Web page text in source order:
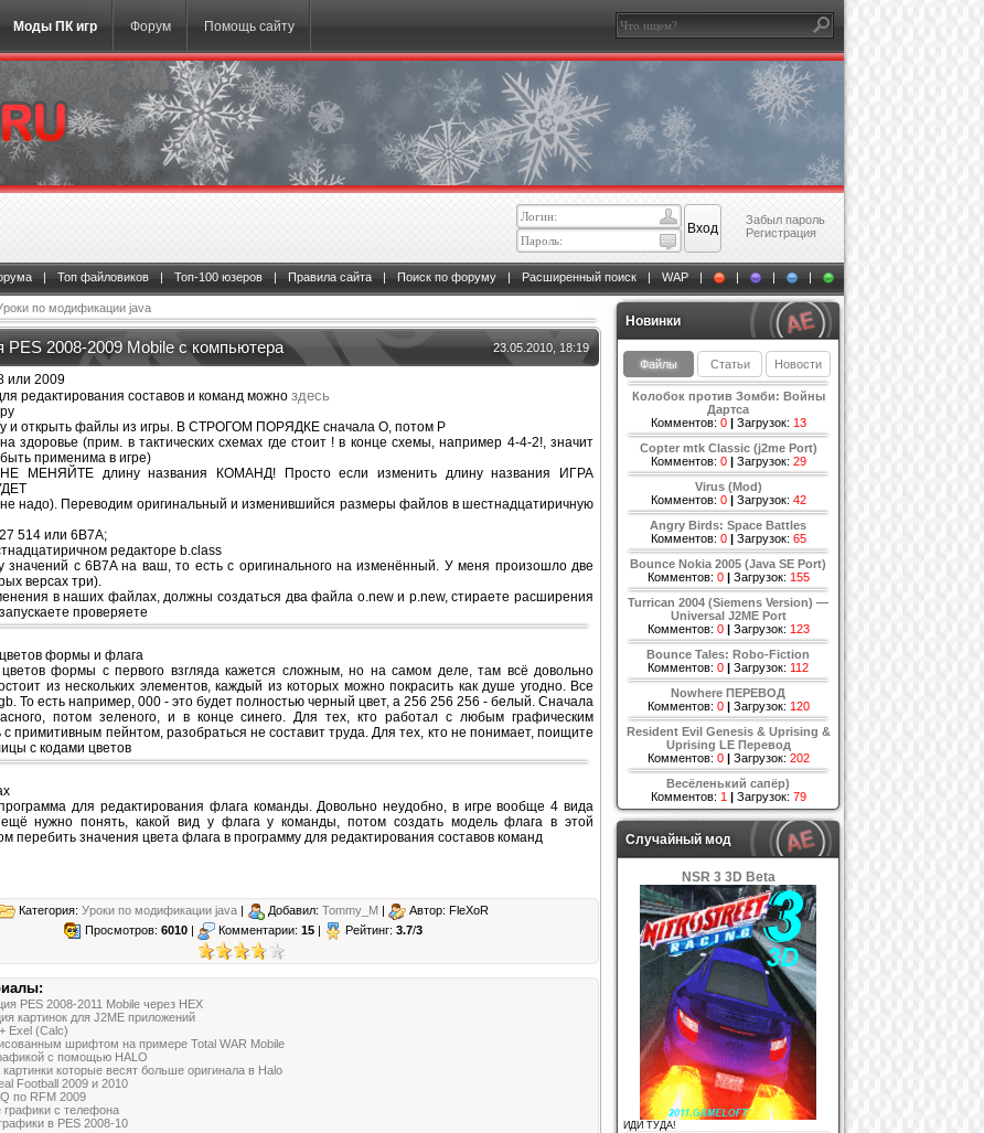
Моды ПК игр Форум Помощь сайту
Забыл пароль
Регистрация
| Топ файловиков | Топ-100 юзеров | Правила сайта | Поиск по форуму | Расширенный поиск | WAP | | | |
по модификации java
23.05.2010, 18:19
2008-2009 Mobile c компьютера
или 2009
редактирования составов и команд можно здесь
и открыть файлы из игры. В СТРОГОМ ПОРЯДКЕ сначала O, потом P
здоровье (прим. в тактических схемах где стоит ! в конце схемы, например 4-4-2!, значит
применима в игре)
МЕНЯЙТЕ длину названия КОМАНД! Просто если изменить длину названия ИГРА
надо). Переводим оригинальный и изменившийся размеры файлов в шестнадцатиричную
514 или 6B7A;
редакторе b.class
значений с 6B7A на ваш, то есть с оригинального на изменённый. У меня произошло две
версах три).
в наших файлах, должны создаться два файла o.new и p.new, стираете расширения
проверяете
формы и флага
цветов формы с первого взгляда кажется сложным, но на самом деле, там всё довольно
из нескольких элементов, каждый из которых можно покрасить как душе угодно. Все
То есть например, 000 - это будет полностью черный цвет, а 256 256 256 - белый. Сначала
потом зеленого, и в конце синего. Для тех, кто работал с любым графическим
с примитивным пейнтом, разобраться не составит труда. Для тех, кто не понимает, поищите
с кодами цветов
для редактирования флага команды. Довольно неудобно, в игре вообще 4 вида
нужно понять, какой вид у флага у команды, потом создать модель флага в этой
перебить значения цвета флага в программу для редактирования составов команд
Категория: Уроки по модификации java| Добавил: Tommy_M|
Автор: FleXoR
Просмотров: 6010| Комментарии: 15| Рейтинг: 3.7/3
PES 2008-2011 Mobile через HEX
картинок для J2ME приложений
Exel (Calc)
шрифтом на примере Total WAR Mobile
с помощью HALO
которые весят больше оригинала в Halo
Football 2009 и 2010
по RFM 2009
графики с телефона
в PES 2008-10
Новинки
Файлы Статьи Новости
Колобок против Зомби: Войны
Дартса
Комментов: 0| Загрузок: 13
Copter mtk Classic (j2me Port)
Комментов: 0| Загрузок: 29
Virus (Mod)
Комментов: 0| Загрузок: 42
Angry Birds: Space Battles
Комментов: 0| Загрузок: 65
Bounce Nokia 2005 (Java SE Port)
Комментов: 0| Загрузок: 155
Turrican 2004 (Siemens Version) —
Universal J2ME Port
Комментов: 0| Загрузок: 123
Bounce Tales: Robo-Fiction
Комментов: 0 | Загрузок: 112
Nowhere ПЕРЕВОД
Комментов: 0| Загрузок: 120
Resident Evil Genesis & Uprising &
Uprising LE Перевод
Комментов: 0| Загрузок: 202
Весёленький сапёр)
Комментов: 1 | Загрузок: 79
Случайный мод
NSR 3 3D Beta
ИДИ ТУДА!